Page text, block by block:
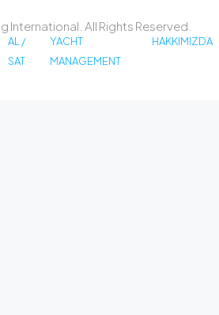
All Rights Reserved.
AL /
SAT
YACHT
MANAGEMENT
HAKKIMIZDA